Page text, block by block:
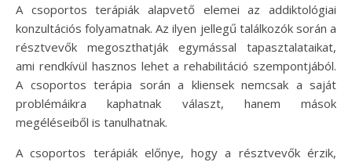
A csoportos terápiák alapvető elemei az addiktológiai
konzultációs folyamatnak. Az ilyen jellegű találkozók során a
résztvevők megoszthatják egymással tapasztalataikat,
ami rendkívül hasznos lehet a rehabilitáció szempontjából.
A csoportos terápia során a kliensek nemcsak a saját
problémáikra kaphatnak választ, hanem mások
megéléseiből is tanulhatnak.
A csoportos terápiák előnye, hogy a résztvevők érzik,